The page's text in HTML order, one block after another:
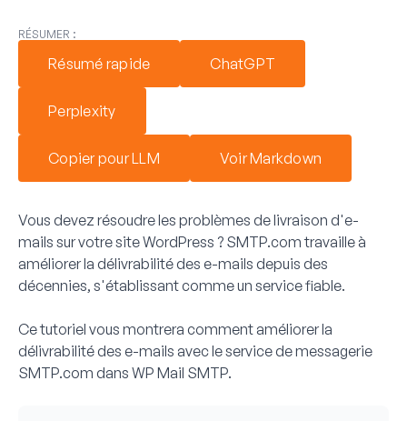
RÉSUMER :
Résumé rapide ChatGPT
Perplexity
Copier pour LLM Voir Markdown
Vous devez résoudre les problèmes de livraison d'e-
mails sur votre site WordPress ? SMTP.com travaille à
améliorer la délivrabilité des e-mails depuis des
décennies, s'établissant comme un service fiable.
Ce tutoriel vous montrera comment améliorer la
délivrabilité des e-mails avec le service de messagerie
SMTP.com dans WP Mail SMTP.